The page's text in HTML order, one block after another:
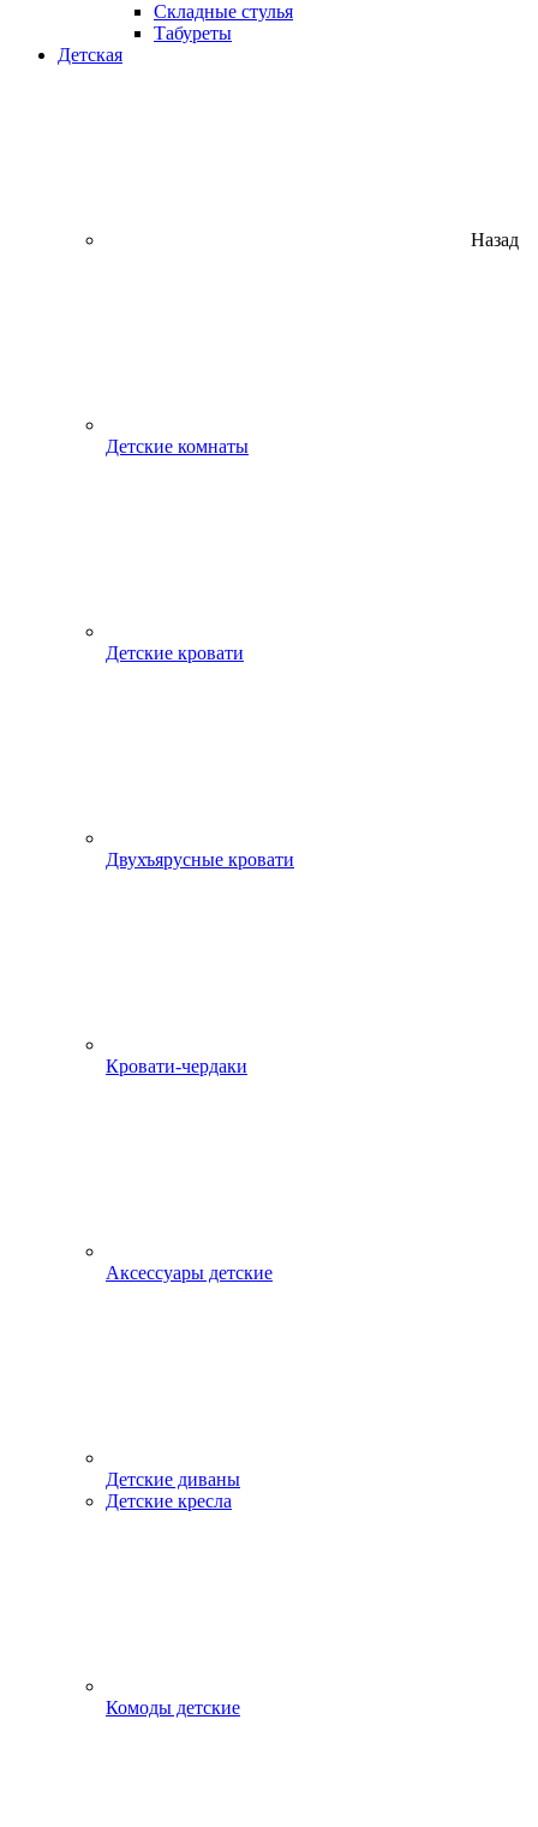
Складные стулья
Табуреты
Детская
Назад
Детские комнаты
Детские кровати
Двухъярусные кровати
Кровати-чердаки
Аксессуары детские
Детские диваны
Детские кресла
Комоды детские